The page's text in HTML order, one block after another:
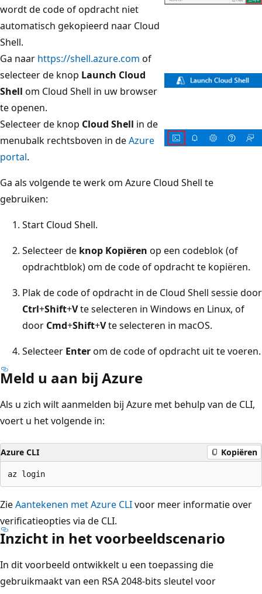
wordt de code of opdracht niet
automatisch gekopieerd naar Cloud
Shell.
Ga naar https://shell.azure.com of
selecteer de knop Launch Cloud
Shell om Cloud Shell in uw browser
te openen.
Selecteer de knop Cloud Shell in de
menubalk rechtsboven in deAzure
portal.
Ga als volgende te werk om Azure Cloud Shell te
gebruiken:
Start Cloud Shell.
Selecteer de knop Kopiëren op een codeblok (of
opdrachtblok) om de code of opdracht te kopiëren.
Plak de code of opdracht in de Cloud Shell sessie door
Ctrl+Shift+Vte selecteren in Windows en Linux, of
door Cmd+Shift+Vte selecteren in macOS.
Selecteer Enterom de code of opdracht uit te voeren.
Meld u aan bij Azure
Als u zich wilt aanmelden bij Azure met behulp van de CLI,
voert u het volgende in:
Azure CLI Kopiëren
ZieAantekenen met Azure CLIvoor meer informatie over
verificatieopties via de CLI.
Inzicht in het voorbeeldscenario
In dit voorbeeld ontwikkelt u een toepassing die
gebruikmaakt van een RSA 2048-bits sleutel voor